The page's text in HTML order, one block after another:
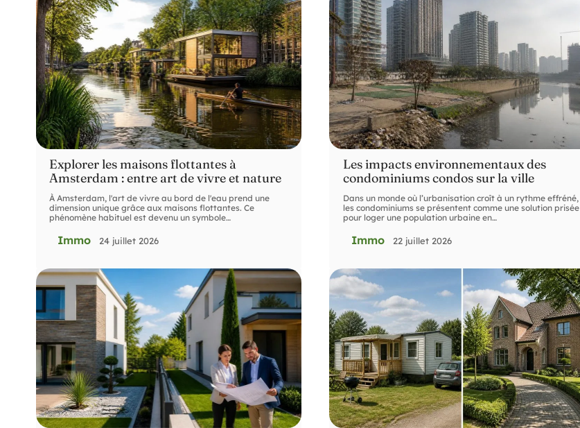
Explorer les maisons flottantes à
Amsterdam : entre art de vivre et nature
À Amsterdam, l'art de vivre au bord de l'eau prend une
dimension unique grâce aux maisons flottantes. Ce
phénomène habituel est devenu un symbole…
Immo 24 juillet 2026
Les impacts environnementaux des
condominiums condos sur la ville
Dans un monde où l’urbanisation croît à un rythme effréné,
les condominiums se présentent comme une solution prisée
pour loger une population urbaine en…
Immo 22 juillet 2026